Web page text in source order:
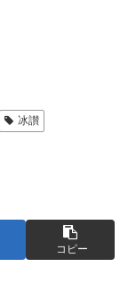
冰讃
コピー